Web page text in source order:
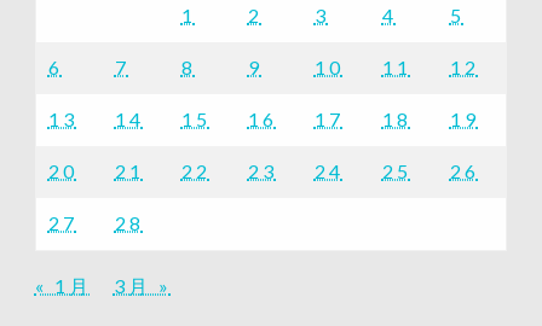
1 2 3 4 5
6 7 8 9 10 11 12
13 14 15 16 17 18 19
20 21 22 23 24 25 26
27 28
« 1月 3月 »